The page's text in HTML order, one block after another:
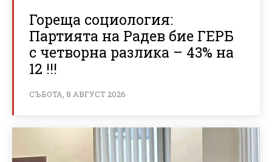
Гореща социология:
Партията на Радев бие ГЕРБ
с четворна разлика – 43% на
12 !!!
СЪБОТА, 8 АВГУСТ 2026